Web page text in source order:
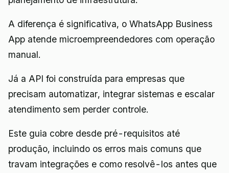
A diferença é significativa, o WhatsApp Business
App atende microempreendedores com operação
manual.
Já a API foi construída para empresas que
precisam automatizar, integrar sistemas e escalar
atendimento sem perder controle.
Este guia cobre desde pré-requisitos até
produção, incluindo os erros mais comuns que
travam integrações e como resolvê-los antes que